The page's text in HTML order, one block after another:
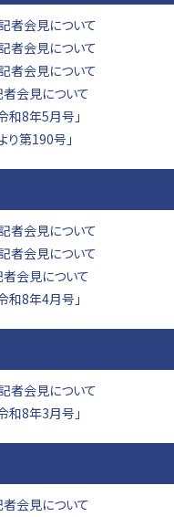
者会見について
者会見について
者会見について
会見について
和8年5月号」
第190号」
者会見について
者会見について
会見について
和8年4月号」
者会見について
和8年3月号」
会見について